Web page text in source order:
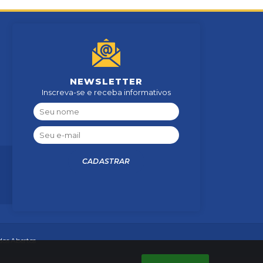
NEWSLETTER
Inscreva-se e receba informativos
CADASTRAR
Abertos